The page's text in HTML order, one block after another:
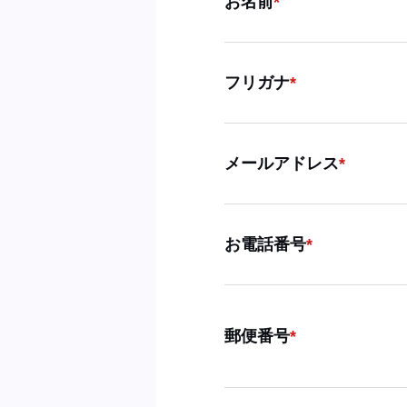
フリガナ
メールアドレス
お電話番号
郵便番号